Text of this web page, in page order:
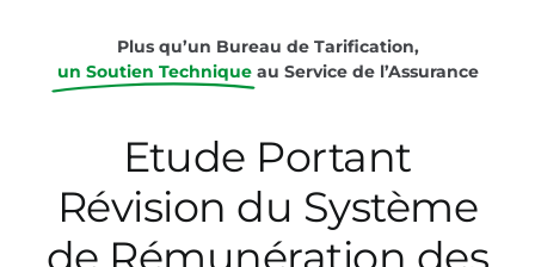
ÉTUDES
ACTUARIAT
Plus qu’un Bureau de Tarification,
un Soutien Technique au Service de l’Assurance
Etude Portant
Révision du Système